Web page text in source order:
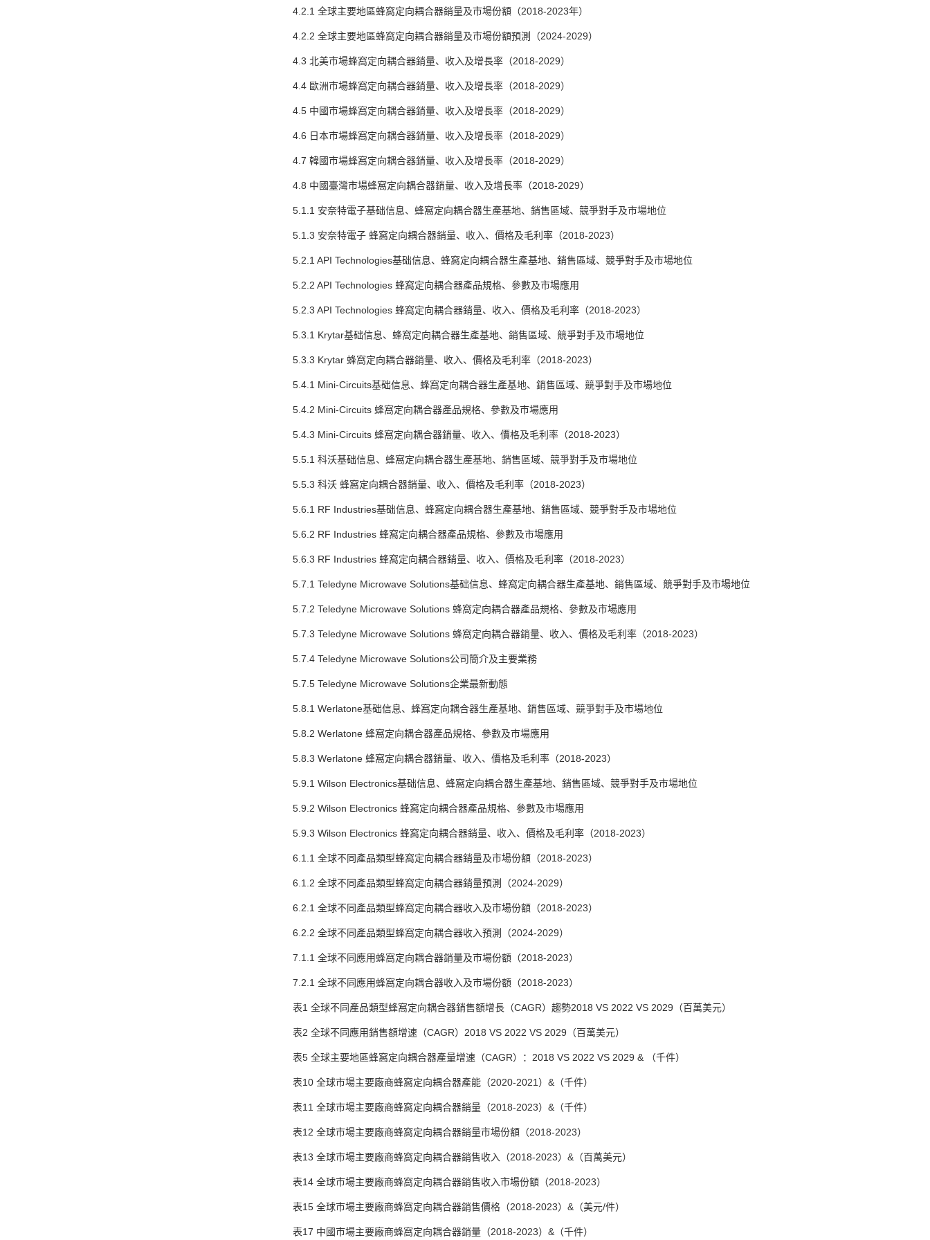
4.2.1 全球主要地區蜂窩定向耦合器銷量及市場份額（2018-2023年）
4.2.2 全球主要地區蜂窩定向耦合器銷量及市場份額預測（2024-2029）
4.3 北美市場蜂窩定向耦合器銷量、收入及增長率（2018-2029）
4.4 歐洲市場蜂窩定向耦合器銷量、收入及增長率（2018-2029）
4.5 中國市場蜂窩定向耦合器銷量、收入及增長率（2018-2029）
4.6 日本市場蜂窩定向耦合器銷量、收入及增長率（2018-2029）
4.7 韓國市場蜂窩定向耦合器銷量、收入及增長率（2018-2029）
4.8 中國臺灣市場蜂窩定向耦合器銷量、收入及增長率（2018-2029）
5.1.1 安奈特電子基础信息、蜂窩定向耦合器生產基地、銷售區域、競爭對手及市場地位
5.1.3 安奈特電子 蜂窩定向耦合器銷量、收入、價格及毛利率（2018-2023）
5.2.1 API Technologies基础信息、蜂窩定向耦合器生產基地、銷售區域、競爭對手及市場地位
5.2.2 API Technologies 蜂窩定向耦合器產品規格、參數及市場應用
5.2.3 API Technologies 蜂窩定向耦合器銷量、收入、價格及毛利率（2018-2023）
5.3.1 Krytar基础信息、蜂窩定向耦合器生產基地、銷售區域、競爭對手及市場地位
5.3.3 Krytar 蜂窩定向耦合器銷量、收入、價格及毛利率（2018-2023）
5.4.1 Mini-Circuits基础信息、蜂窩定向耦合器生產基地、銷售區域、競爭對手及市場地位
5.4.2 Mini-Circuits 蜂窩定向耦合器產品規格、參數及市場應用
5.4.3 Mini-Circuits 蜂窩定向耦合器銷量、收入、價格及毛利率（2018-2023）
5.5.1 科沃基础信息、蜂窩定向耦合器生產基地、銷售區域、競爭對手及市場地位
5.5.3 科沃 蜂窩定向耦合器銷量、收入、價格及毛利率（2018-2023）
5.6.1 RF Industries基础信息、蜂窩定向耦合器生產基地、銷售區域、競爭對手及市場地位
5.6.2 RF Industries 蜂窩定向耦合器產品規格、參數及市場應用
5.6.3 RF Industries 蜂窩定向耦合器銷量、收入、價格及毛利率（2018-2023）
5.7.1 Teledyne Microwave Solutions基础信息、蜂窩定向耦合器生產基地、銷售區域、競爭對手及市場地位
5.7.2 Teledyne Microwave Solutions 蜂窩定向耦合器產品規格、參數及市場應用
5.7.3 Teledyne Microwave Solutions 蜂窩定向耦合器銷量、收入、價格及毛利率（2018-2023）
5.7.4 Teledyne Microwave Solutions公司簡介及主要業務
5.7.5 Teledyne Microwave Solutions企業最新動態
5.8.1 Werlatone基础信息、蜂窩定向耦合器生產基地、銷售區域、競爭對手及市場地位
5.8.2 Werlatone 蜂窩定向耦合器產品規格、參數及市場應用
5.8.3 Werlatone 蜂窩定向耦合器銷量、收入、價格及毛利率（2018-2023）
5.9.1 Wilson Electronics基础信息、蜂窩定向耦合器生產基地、銷售區域、競爭對手及市場地位
5.9.2 Wilson Electronics 蜂窩定向耦合器產品規格、參數及市場應用
5.9.3 Wilson Electronics 蜂窩定向耦合器銷量、收入、價格及毛利率（2018-2023）
6.1.1 全球不同產品類型蜂窩定向耦合器銷量及市場份額（2018-2023）
6.1.2 全球不同產品類型蜂窩定向耦合器銷量預測（2024-2029）
6.2.1 全球不同產品類型蜂窩定向耦合器收入及市場份額（2018-2023）
6.2.2 全球不同產品類型蜂窩定向耦合器收入預測（2024-2029）
7.1.1 全球不同應用蜂窩定向耦合器銷量及市場份額（2018-2023）
7.2.1 全球不同應用蜂窩定向耦合器收入及市場份額（2018-2023）
表1 全球不同產品類型蜂窩定向耦合器銷售額增長（CAGR）趨勢2018 VS 2022 VS 2029（百萬美元）
表2 全球不同應用銷售額增速（CAGR）2018 VS 2022 VS 2029（百萬美元）
表5 全球主要地區蜂窩定向耦合器產量增速（CAGR）：2018 VS 2022 VS 2029 & （千件）
表10 全球市場主要廠商蜂窩定向耦合器產能（2020-2021）&（千件）
表11 全球市場主要廠商蜂窩定向耦合器銷量（2018-2023）&（千件）
表12 全球市場主要廠商蜂窩定向耦合器銷量市場份額（2018-2023）
表13 全球市場主要廠商蜂窩定向耦合器銷售收入（2018-2023）&（百萬美元）
表14 全球市場主要廠商蜂窩定向耦合器銷售收入市場份額（2018-2023）
表15 全球市場主要廠商蜂窩定向耦合器銷售價格（2018-2023）&（美元/件）
表17 中國市場主要廠商蜂窩定向耦合器銷量（2018-2023）&（千件）